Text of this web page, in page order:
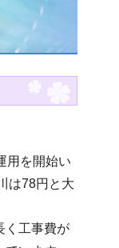
用を開始い
は78円と大
く工事費が